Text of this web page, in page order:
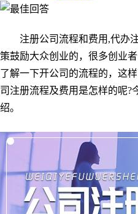
注册公司流程和费用,代办注
策鼓励大众创业的，很多创业
了解一下开公司的流程的，这
司注册流程及费用是怎样的呢?
绍。